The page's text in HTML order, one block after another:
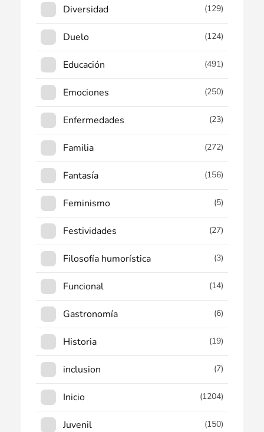
Diversidad (129)
Duelo (124)
Educación (491)
Emociones (250)
Enfermedades (23)
Familia (272)
Fantasía (156)
Feminismo (5)
Festividades (27)
Filosofía humorística (3)
Funcional (14)
Gastronomía (6)
Historia (19)
inclusion (7)
Inicio (1204)
Juvenil (150)